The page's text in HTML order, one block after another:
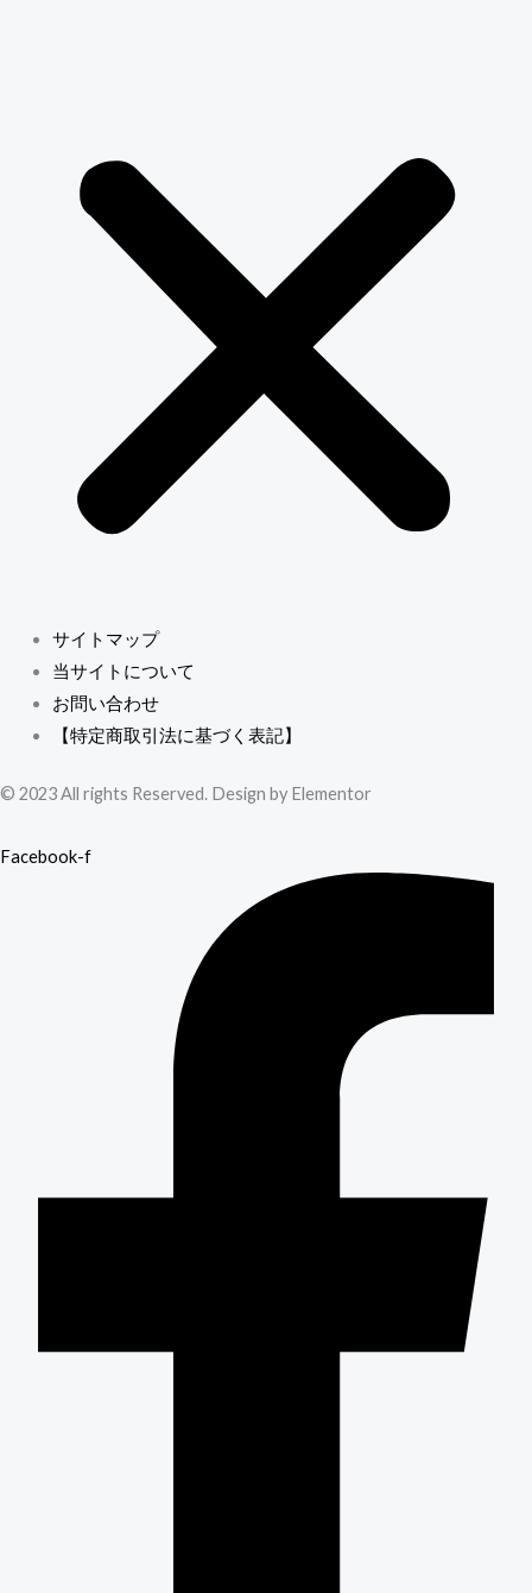
サイトマップ
当サイトについて
お問い合わせ
【特定商取引法に基づく表記】
© 2023 All rights Reserved. Design by Elementor
Facebook-f